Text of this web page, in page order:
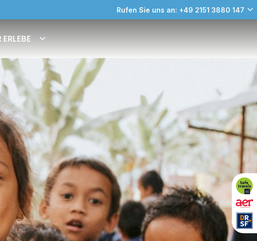
Rufen Sie uns an: +49 2151 3880 147
ERLEBE